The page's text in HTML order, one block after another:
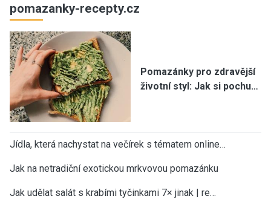
pomazanky-recepty.cz
Pomazánky pro zdravější
životní styl: Jak si pochu…
Jídla, která nachystat na večírek s tématem online…
Jak na netradiční exotickou mrkvovou pomazánku
Jak udělat salát s krabími tyčinkami 7× jinak | re…